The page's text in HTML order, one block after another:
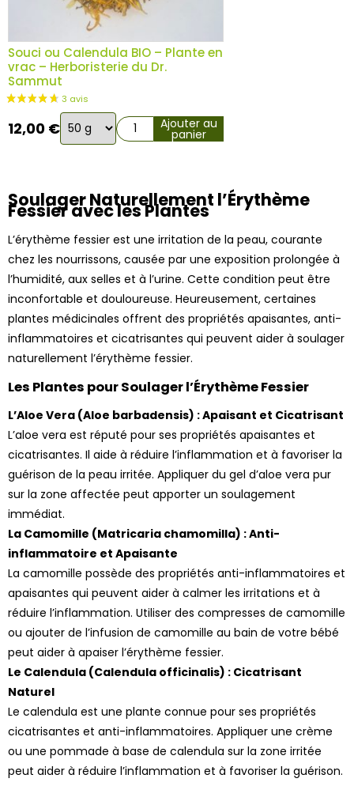
Soulager Naturellement l’Érythème
Fessier avec les Plantes
L’érythème fessier est une irritation de la peau, courante
chez les nourrissons, causée par une exposition prolongée à
l’humidité, aux selles et à l’urine. Cette condition peut être
inconfortable et douloureuse. Heureusement, certaines
plantes médicinales offrent des propriétés apaisantes, anti-
inflammatoires et cicatrisantes qui peuvent aider à soulager
naturellement l’érythème fessier.
Les Plantes pour Soulager l’Érythème Fessier
L’Aloe Vera (Aloe barbadensis) : Apaisant et Cicatrisant
L’aloe vera est réputé pour ses propriétés apaisantes et
cicatrisantes. Il aide à réduire l’inflammation et à favoriser la
guérison de la peau irritée. Appliquer du gel d’aloe vera pur
sur la zone affectée peut apporter un soulagement
immédiat.
La Camomille (Matricaria chamomilla) : Anti-
inflammatoire et Apaisante
La camomille possède des propriétés anti-inflammatoires et
apaisantes qui peuvent aider à calmer les irritations et à
réduire l’inflammation. Utiliser des compresses de camomille
ou ajouter de l’infusion de camomille au bain de votre bébé
peut aider à apaiser l’érythème fessier.
Le Calendula (Calendula officinalis) : Cicatrisant
Naturel
Le calendula est une plante connue pour ses propriétés
cicatrisantes et anti-inflammatoires. Appliquer une crème
ou une pommade à base de calendula sur la zone irritée
peut aider à réduire l’inflammation et à favoriser la guérison.
Souci ou Calendula BIO – Plante en
vrac – Herboristerie du Dr.
Sammut
12,00 €Choix
de
Ajouter au
panier